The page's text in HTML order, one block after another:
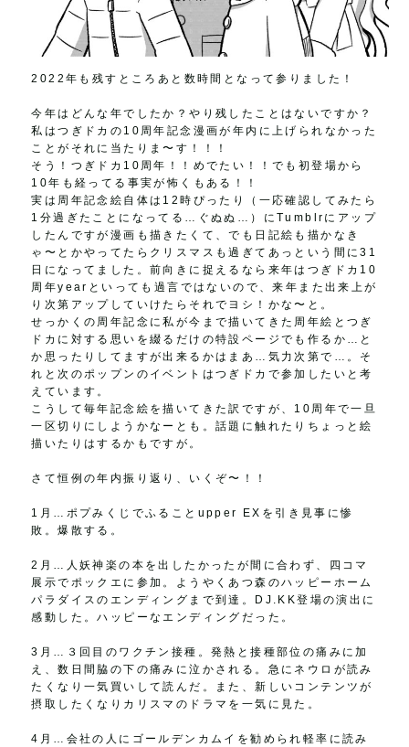
2022年も残すところあと数時間となって参りました！
今年はどんな年でしたか？やり残したことはないですか？
私はつぎドカの10周年記念漫画が年内に上げられなかった
ことがそれに当たりま〜す！！！
そう！つぎドカ10周年！！めでたい！！でも初登場から
10年も経ってる事実が怖くもある！！
実は周年記念絵自体は12時ぴったり（一応確認してみたら
1分過ぎたことになってる…ぐぬぬ…）にTumblrにアップ
したんですが漫画も描きたくて、でも日記絵も描かなき
ゃ〜とかやってたらクリスマスも過ぎてあっという間に31
日になってました。前向きに捉えるなら来年はつぎドカ10
周年yearといっても過言ではないので、来年また出来上が
り次第アップしていけたらそれでヨシ！かな〜と。
せっかくの周年記念に私が今まで描いてきた周年絵とつぎ
ドカに対する思いを綴るだけの特設ページでも作るか…と
か思ったりしてますが出来るかはまあ…気力次第で…。そ
れと次のポップンのイベントはつぎドカで参加したいと考
えています。
こうして毎年記念絵を描いてきた訳ですが、10周年で一旦
一区切りにしようかなーとも。話題に触れたりちょっと絵
描いたりはするかもですが。
さて恒例の年内振り返り、いくぞ〜！！
1月…ポプみくじでふることupper EXを引き見事に惨
敗。爆散する。
2月…人妖神楽の本を出したかったが間に合わず、四コマ
展示でポックエに参加。ようやくあつ森のハッピーホーム
パラダイスのエンディングまで到達。DJ.KK登場の演出に
感動した。ハッピーなエンディングだった。
3月…３回目のワクチン接種。発熱と接種部位の痛みに加
え、数日間脇の下の痛みに泣かされる。急にネウロが読み
たくなり一気買いして読んだ。また、新しいコンテンツが
摂取したくなりカリスマのドラマを一気に見た。
4月…会社の人にゴールデンカムイを勧められ軽率に読み